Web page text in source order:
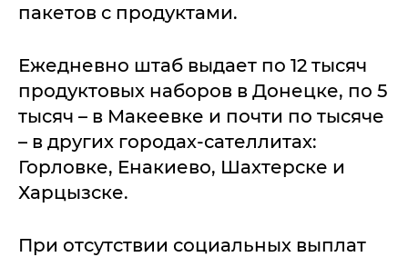
пакетов с продуктами.
Ежедневно штаб выдает по 12 тысяч
продуктовых наборов в Донецке, по 5
тысяч – в Макеевке и почти по тысяче
– в других городах-сателлитах:
Горловке, Енакиево, Шахтерске и
Харцызске.
При отсутствии социальных выплат